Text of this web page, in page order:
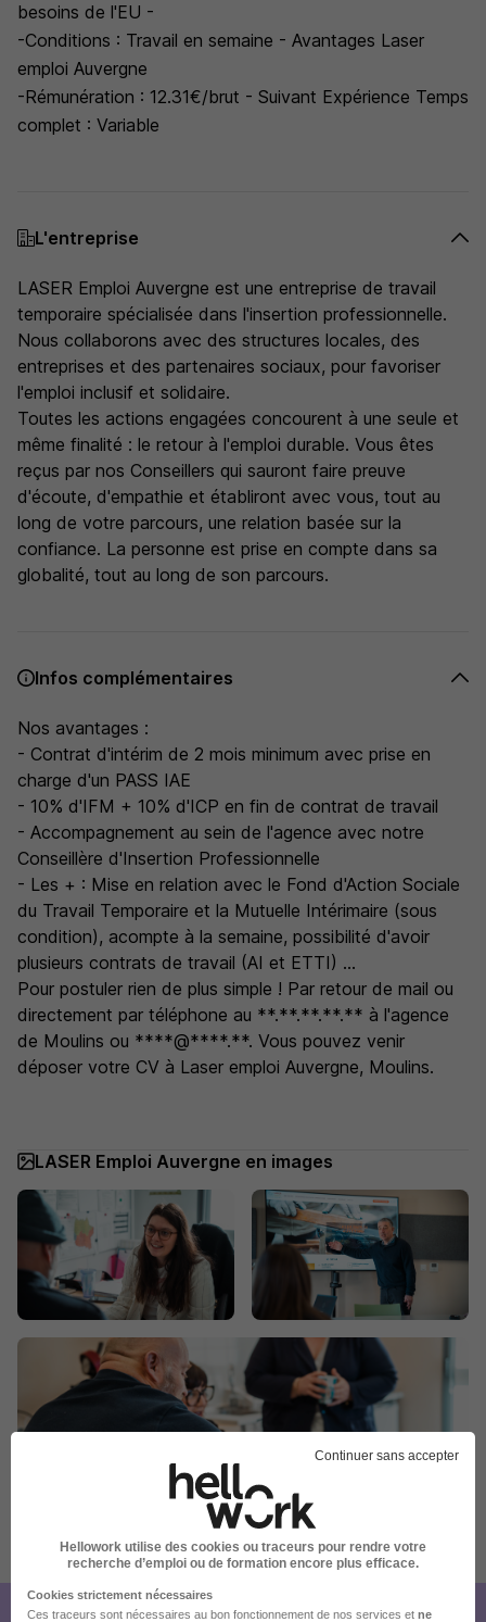
besoins de l'EU -
-Conditions : Travail en semaine - Avantages Laser
emploi Auvergne
-Rémunération : 12.31€/brut - Suivant Expérience Temps
complet : Variable
L'entreprise
LASER Emploi Auvergne est une entreprise de travail
temporaire spécialisée dans l'insertion professionnelle.
Nous collaborons avec des structures locales, des
entreprises et des partenaires sociaux, pour favoriser
l'emploi inclusif et solidaire.
Toutes les actions engagées concourent à une seule et
même finalité : le retour à l'emploi durable. Vous êtes
reçus par nos Conseillers qui sauront faire preuve
d'écoute, d'empathie et établiront avec vous, tout au
long de votre parcours, une relation basée sur la
confiance. La personne est prise en compte dans sa
globalité, tout au long de son parcours.
Infos complémentaires
Nos avantages :
- Contrat d'intérim de 2 mois minimum avec prise en
charge d'un PASS IAE
- 10% d'IFM + 10% d'ICP en fin de contrat de travail
- Accompagnement au sein de l'agence avec notre
Conseillère d'Insertion Professionnelle
- Les + : Mise en relation avec le Fond d'Action Sociale
du Travail Temporaire et la Mutuelle Intérimaire (sous
condition), acompte à la semaine, possibilité d'avoir
plusieurs contrats de travail (AI et ETTI) ...
Pour postuler rien de plus simple ! Par retour de mail ou
directement par téléphone au **.**.**.**.** à l'agence
de Moulins ou ****@****.**. Vous pouvez venir
déposer votre CV à Laser emploi Auvergne, Moulins.
LASER Emploi Auvergne en images
Publiée le 05/08/2026 - Réf : 3934615/28221754 OA/03F
Continuer sans accepter
Hellowork utilise des cookies ou traceurs pour rendre votre
recherche d’emploi ou de formation encore plus efficace.
Cookies strictement nécessaires
Ces traceurs sont nécessaires au bon fonctionnement de nos services et ne